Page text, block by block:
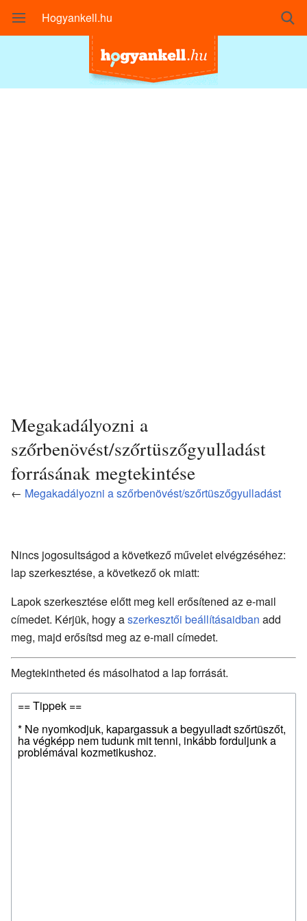
Hogyankell.hu
Megakadályozni a
szőrbenövést/szőrtüszőgyulladást
forrásának megtekintése
← Megakadályozni a szőrbenövést/szőrtüszőgyulladást
Nincs jogosultságod a következő művelet elvégzéséhez:
lap szerkesztése, a következő ok miatt:
Lapok szerkesztése előtt meg kell erősítened az e-mail
címedet. Kérjük, hogy aszerkesztői beállításaidban add
meg, majd erősítsd meg az e-mail címedet.
Megtekintheted és másolhatod a lap forrását.